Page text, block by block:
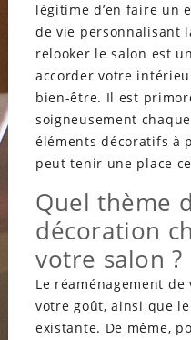
légitime d’en faire un
de vie personnalisant
relooker le salon est
accorder votre
bien-être. Il est
soigneusement
éléments décoratifs à
peut tenir une place
Quel thème
décoration
votre salon ?
Le réaménagement
votre goût, ainsi que
existante. De même,